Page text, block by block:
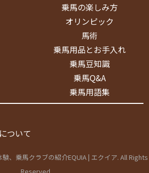
乗馬の楽しみ方
オリンピック
馬術
乗馬用品とお手入れ
乗馬豆知識
乗馬Q&A
乗馬用語集
ついて
、乗馬クラブの紹介EQUIA | エクイア. All Rights
Reserved.